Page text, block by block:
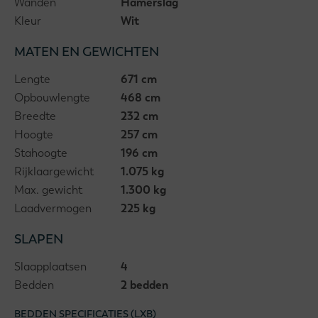
Kleur
Wit
MATEN EN GEWICHTEN
Lengte
671 cm
Opbouwlengte
468 cm
Breedte
232 cm
Hoogte
257 cm
Stahoogte
196 cm
Rijklaargewicht
1.075 kg
Max. gewicht
1.300 kg
Laadvermogen
225 kg
SLAPEN
Slaapplaatsen
4
Bedden
2 bedden
BEDDEN SPECIFICATIES (LXB)